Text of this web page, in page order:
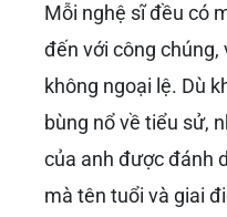
Mỗi nghệ sĩ đều có
đến với công chúng,
không ngoại lệ. Dù
bùng nổ về tiểu sử,
của anh được đánh
mà tên tuổi và giai